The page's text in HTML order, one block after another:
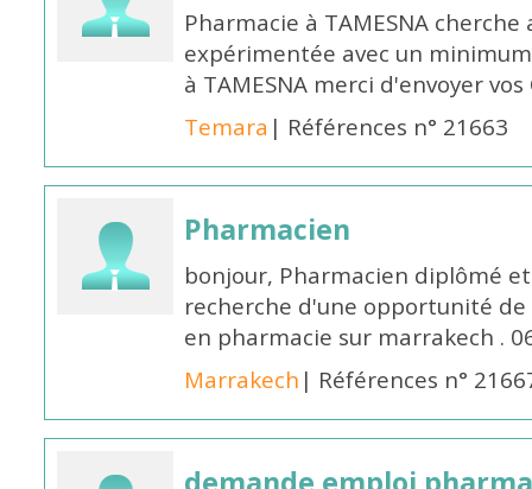
Pharmacie à TAMESNA
expérimentée avec un
à TAMESNA merci d'envoyer
Temara | Références n° 21663
Pharmacien
bonjour, Pharmacien diplômé
recherche d'une opportunité
en pharmacie sur marrakech .
Marrakech | Références n°